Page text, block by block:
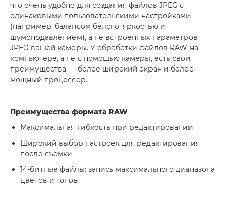
что очень удобно для создания файлов JPEG с
одинаковыми пользовательскими настройками
(например, балансом белого, яркостью и
шумоподавлением), а не встроенных параметров
JPEG вашей камеры. У обработки файлов RAW на
компьютере, а не с помощью камеры, есть свои
преимущества — более широкий экран и более
мощный процессор.
Преимущества формата RAW
Максимальная гибкость при редактировании
Широкий выбор настроек для редактирования
после съемки
14-битные файлы: запись максимального диапазона
цветов и тонов